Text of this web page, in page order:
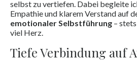
selbst zu vertiefen. Dabei begleite
Empathie und klarem Verstand auf
emotionaler Selbstführung –
viel Herz.
Tiefe Verbindung auf